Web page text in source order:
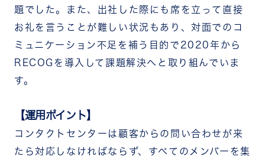
題でした。また、出社した際にも席を立って直接
お礼を言うことが難しい状況もあり、対面でのコ
ミュニケーション不足を補う目的で2020年から
RECOGを導入して課題解決へと取り組んでいま
す。
【運用ポイント】
コンタクトセンターは顧客からの問い合わせが来
たら対応しなければならず、すべてのメンバーを集